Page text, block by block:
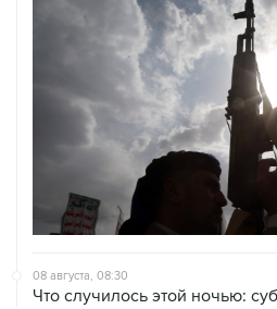
08 августа, 08:30
Что случилось этой ночью: